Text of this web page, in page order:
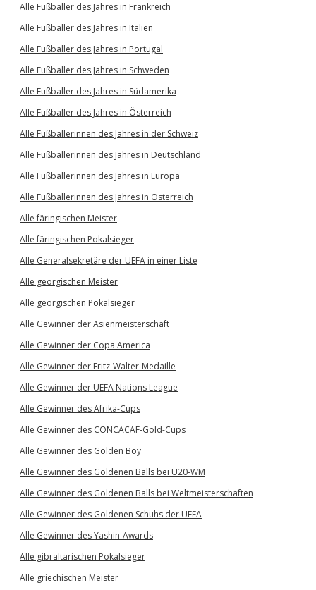
Alle Fußballer des Jahres in Frankreich
Alle Fußballer des Jahres in Italien
Alle Fußballer des Jahres in Portugal
Alle Fußballer des Jahres in Schweden
Alle Fußballer des Jahres in Südamerika
Alle Fußballer des Jahres in Österreich
Alle Fußballerinnen des Jahres in der Schweiz
Alle Fußballerinnen des Jahres in Deutschland
Alle Fußballerinnen des Jahres in Europa
Alle Fußballerinnen des Jahres in Österreich
Alle färingischen Meister
Alle färingischen Pokalsieger
Alle Generalsekretäre der UEFA in einer Liste
Alle georgischen Meister
Alle georgischen Pokalsieger
Alle Gewinner der Asienmeisterschaft
Alle Gewinner der Copa America
Alle Gewinner der Fritz-Walter-Medaille
Alle Gewinner der UEFA Nations League
Alle Gewinner des Afrika-Cups
Alle Gewinner des CONCACAF-Gold-Cups
Alle Gewinner des Golden Boy
Alle Gewinner des Goldenen Balls bei U20-WM
Alle Gewinner des Goldenen Balls bei Weltmeisterschaften
Alle Gewinner des Goldenen Schuhs der UEFA
Alle Gewinner des Yashin-Awards
Alle gibraltarischen Pokalsieger
Alle griechischen Meister